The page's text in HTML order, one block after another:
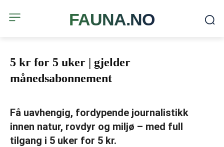
FAUNA.NO
5 kr for 5 uker | gjelder
månedsabonnement
Få uavhengig, fordypende journalistikk
innen natur, rovdyr og miljø – med full
tilgang i 5 uker for 5 kr.